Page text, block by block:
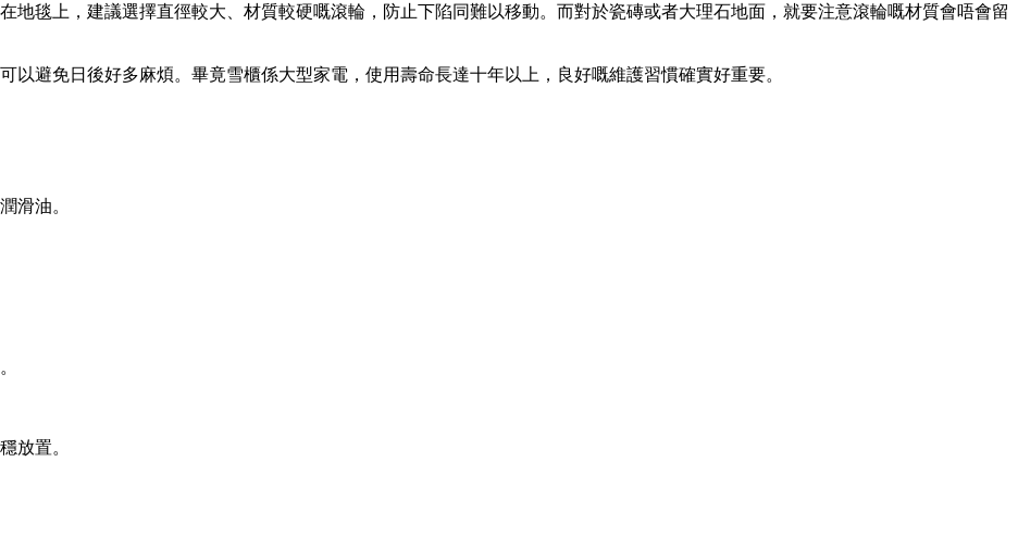
地毯上，建議選擇直徑較大、材質較硬嘅滾輪，防止下陷同難以移動。而對於瓷磚或者大理石地面，就要注意滾輪嘅材質會唔會留
以避免日後好多麻煩。畢竟雪櫃係大型家電，使用壽命長達十年以上，良好嘅維護習慣確實好重要。
滑油。
放置。